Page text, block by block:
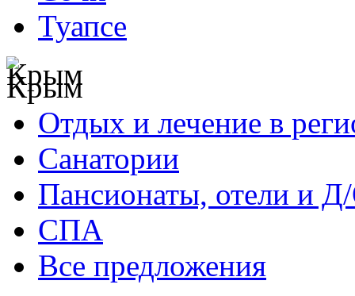
Туапсе
Крым
Отдых и лечение в
Санатории
Пансионаты, отели и
СПА
Все предложения